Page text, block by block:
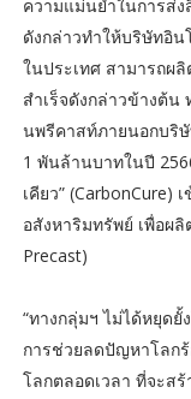
ความแม่นยำในการส่ง
ดังกล่าวทำให้บริษัทอิ
ในประเทศ สามารถผ
สำเร็จดังกล่าวข้างต้น
นพรีคาสท์ภายนอกบริ
1 พันล้านบาทในปี
เคียว”
อสังหาริมทรัพย์ เพื่อผ
Precast)
“ทางกลุ่มฯ ไม่ได้หยุด
การช่วยลดปัญหาโลก
โลกตลอดเวลา ที่จะส